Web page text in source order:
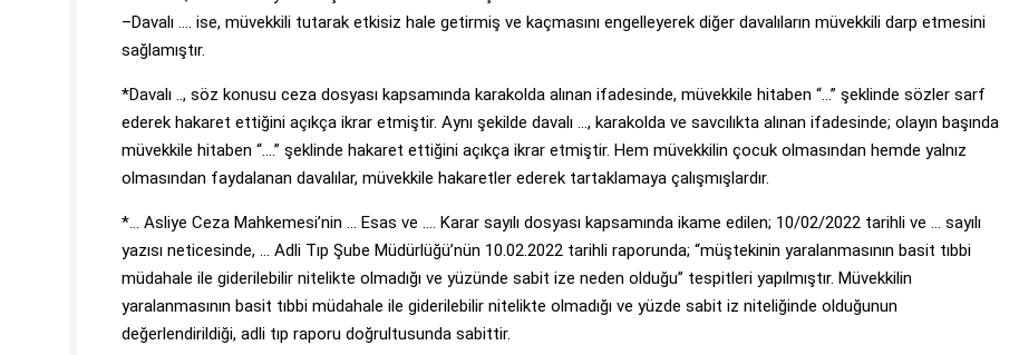
–Davalı …. ise, müvekkili tutarak etkisiz hale getirmiş ve kaçmasını engelleyerek diğer davalıların müvekkili darp etmesini
sağlamıştır.
*Davalı .., söz konusu ceza dosyası kapsamında karakolda alınan ifadesinde, müvekkile hitaben “…” şeklinde sözler sarf
ederek hakaret ettiğini açıkça ikrar etmiştir. Aynı şekilde davalı …, karakolda ve savcılıkta alınan ifadesinde; olayın başında
müvekkile hitaben “….” şeklinde hakaret ettiğini açıkça ikrar etmiştir. Hem müvekkilin çocuk olmasından hemde yalnız
olmasından faydalanan davalılar, müvekkile hakaretler ederek tartaklamaya çalışmışlardır.
*… Asliye Ceza Mahkemesi’nin … Esas ve …. Karar sayılı dosyası kapsamında ikame edilen; 10/02/2022 tarihli ve … sayılı
yazısı neticesinde, … Adli Tıp Şube Müdürlüğü’nün 10.02.2022 tarihli raporunda; “müştekinin yaralanmasının basit tıbbi
müdahale ile giderilebilir nitelikte olmadığı ve yüzünde sabit ize neden olduğu” tespitleri yapılmıştır. Müvekkilin
yaralanmasının basit tıbbi müdahale ile giderilebilir nitelikte olmadığı ve yüzde sabit iz niteliğinde olduğunun
değerlendirildiği, adli tıp raporu doğrultusunda sabittir.